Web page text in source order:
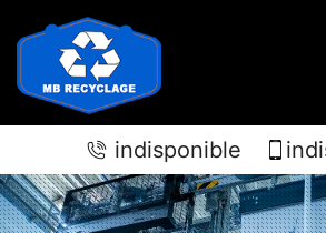
indisponible